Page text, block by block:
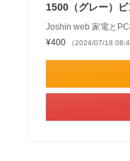
1500（グレー）ビ
Joshin web 家電と
¥400
（2024/07/18